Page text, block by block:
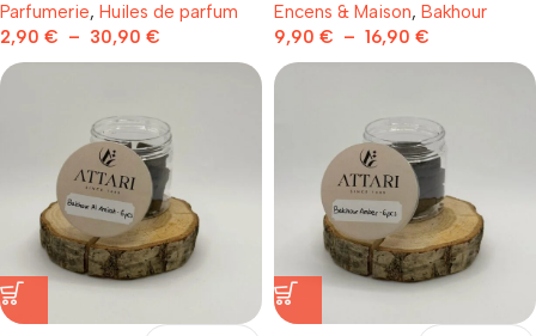
Parfumerie, Huiles de parfum
2,90 € – 30,90 €
Encens & Maison, Bakhour
9,90 € – 16,90 €